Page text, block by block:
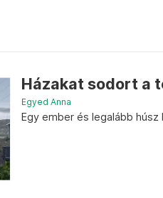
Házakat sodort a
Egyed Anna
Egy ember és legalább